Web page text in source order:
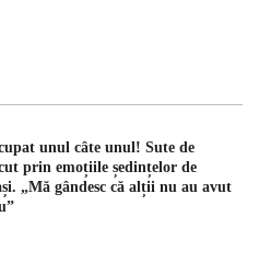
unul câte unul! Sute de
prin emoțiile ședințelor de
„Mă gândesc că alții nu au avut